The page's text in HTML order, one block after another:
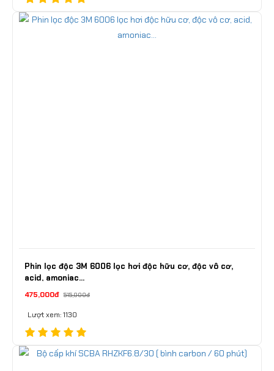
Phin lọc độc 3M 6006 lọc hơi độc hữu cơ, độc vô cơ,
acid, amoniac...
475,000đ 515,000đ
Lượt xem: 1130